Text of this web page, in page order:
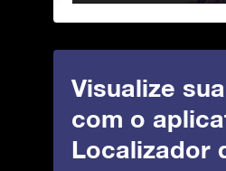
Visualize
com o
Localizador